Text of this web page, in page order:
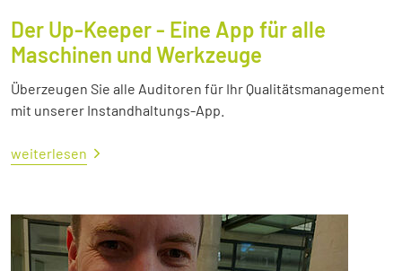
Der Up-Keeper - Eine App für alle
Maschinen und Werkzeuge
Überzeugen Sie alle Auditoren für Ihr Qualitätsmanagement
mit unserer Instandhaltungs-App.
weiterlesen